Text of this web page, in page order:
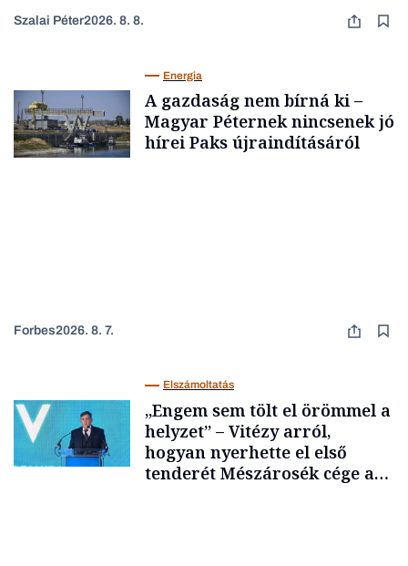
Szalai Péter2026. 8. 8.
Energia
A gazdaság nem bírná ki –
Magyar Péternek nincsenek jó
hírei Paks újraindításáról
Forbes2026. 8. 7.
Elszámoltatás
„Engem sem tölt el örömmel a
helyzet” – Vitézy arról,
hogyan nyerhette el első
tenderét Mészárosék cége a